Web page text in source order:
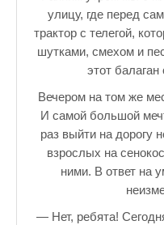
♪♫♪♫Романсы♪♫♪♫
♪♫Рассказы★
♪♫Рассказы 2★
Top видео студии
Лучшее фото недели
улицу, где перед
трактор с телегой,
шутками, смехом и
этот
Вечером на том же
И самой большой
раз выйти на дорогу
взрослых на
ними. В ответ на
— Нет, ребята!